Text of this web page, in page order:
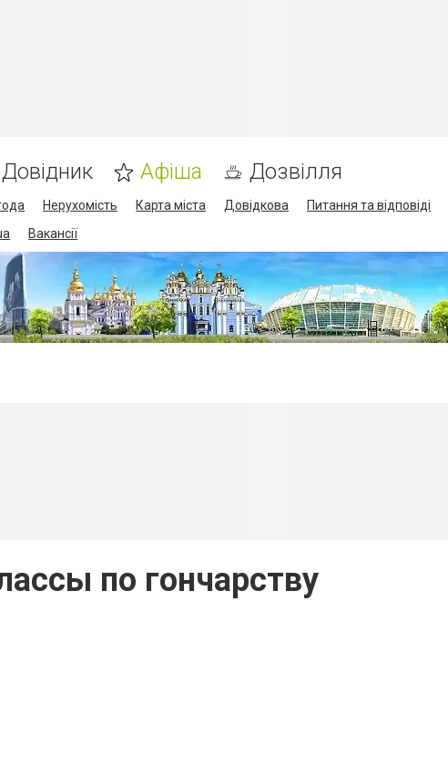
Довідник Афіша Дозвілля
Нерухомість Карта міста Довідкова Питання та відповіді
Вакансії
по гончарству